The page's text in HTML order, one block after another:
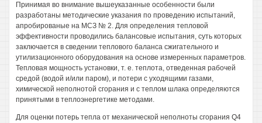
Принимая во внимание вышеуказанные особенности были
разработаны методические указания по проведению испытаний,
апробированые на МСЗ № 2. Для определения тепловой
эффективности проводились балансовые испытания, суть которых
заключается в сведении теплового баланса сжигательного и
утилизационного оборудования на основе измеренных параметров.
Тепловая мощность установки, т. е. теплота, отведенная рабочей
средой (водой и/или паром), и потери с уходящими газами,
химической неполнотой сгорания и с теплом шлака определяются
принятыми в теплоэнергетике методами.
Для оценки потерь тепла от механической неполноты сгорания Q4